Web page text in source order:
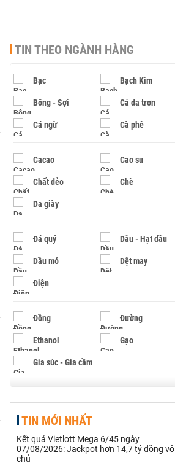
TIN THEO NGÀNH HÀNG
Bạc Bạch Kim
Bông - Sợi Cá da trơn
Cá ngừ Cà phê
Cacao Cao su
Chất dẻo Chè
Da giày
Đá quý Dầu - Hạt dầu
Dầu mỏ Dệt may
Điện
Đồng Đường
Ethanol Gạo
Gia súc - Gia cầm
Hạt điều
Khí đốt
TIN MỚI NHẤT
Kết quả Vietlott Mega 6/45 ngày
07/08/2026: Jackpot hơn 14,7 tỷ đồng vô
chủ